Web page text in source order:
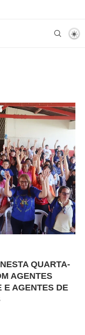
QUARTA-
AGENTES
E AGENTES DE